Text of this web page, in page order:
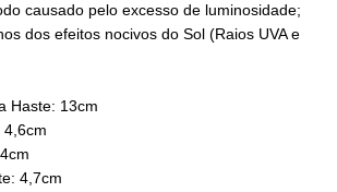
causado pelo excesso de luminosidade;
dos efeitos nocivos do Sol (Raios UVA e
Haste: 13cm
4,6cm
4,7cm